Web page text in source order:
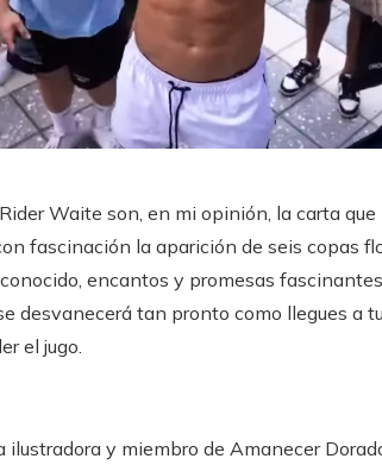
Waite son, en mi opinión, la carta
fascinación la aparición de seis copas
encantos y promesas
desvanecerá tan pronto como llegues a
el jugo.
ilustradora y miembro de Amanecer